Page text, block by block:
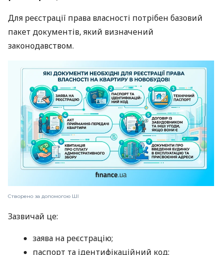
Для реєстрації права власності потрібен базовий
пакет документів, який визначений
законодавством.
Створено за допомогою ШІ
Зазвичай це:
заява на реєстрацію;
паспорт та ідентифікаційний код;